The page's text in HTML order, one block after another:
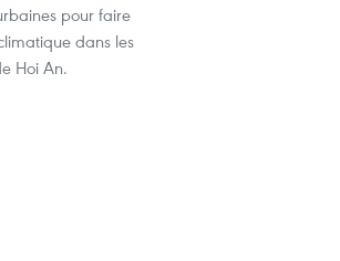
pour faire
dans les
Hoi An.